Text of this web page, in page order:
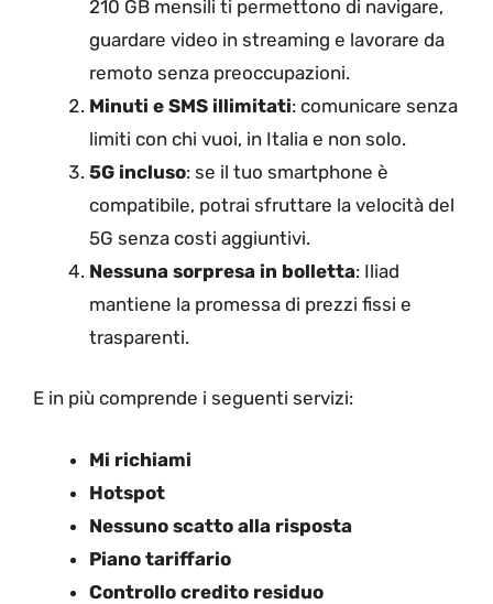
210 GB mensili ti permettono di navigare,
guardare video in streaming e lavorare da
remoto senza preoccupazioni.
Minuti e SMS illimitati: comunicare senza
limiti con chi vuoi, in Italia e non solo.
5G incluso: se il tuo smartphone è
compatibile, potrai sfruttare la velocità del
5G senza costi aggiuntivi.
Nessuna sorpresa in bolletta: Iliad
mantiene la promessa di prezzi fissi e
trasparenti.
E in più comprende i seguenti servizi:
Mi richiami
Hotspot
Nessuno scatto alla risposta
Piano tariffario
Controllo credito residuo